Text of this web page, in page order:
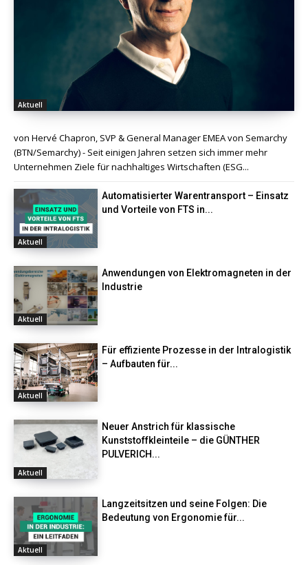
Aktuell
von Hervé Chapron, SVP & General Manager EMEA von Semarchy
(BTN/Semarchy) - Seit einigen Jahren setzen sich immer mehr
Unternehmen Ziele für nachhaltiges Wirtschaften (ESG...
Aktuell
Automatisierter Warentransport – Einsatz
und Vorteile von FTS in...
Aktuell
Anwendungen von Elektromagneten in der
Industrie
Aktuell
Für effiziente Prozesse in der Intralogistik
– Aufbauten für...
Aktuell
Neuer Anstrich für klassische
Kunststoffkleinteile – die GÜNTHER
PULVERICH...
Aktuell
Langzeitsitzen und seine Folgen: Die
Bedeutung von Ergonomie für...